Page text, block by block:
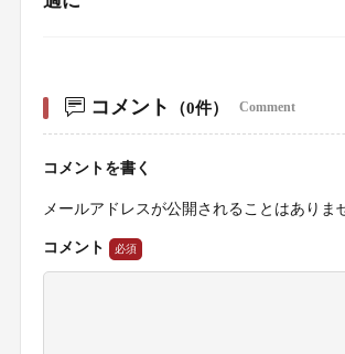
コメント （0件） Comment
コメントを書く
メールアドレスが公開されることはありま
コメント